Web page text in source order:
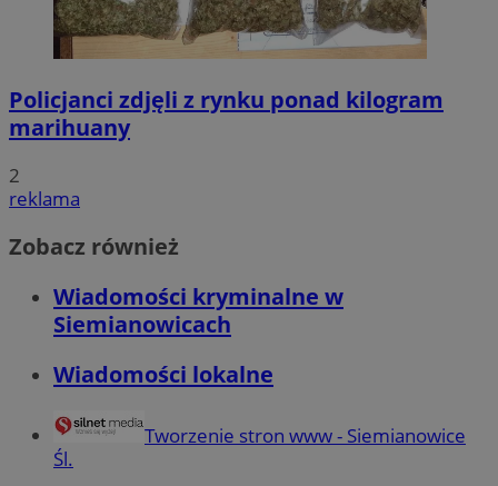
Policjanci zdjęli z rynku ponad kilogram
marihuany
2
reklama
Zobacz również
Wiadomości kryminalne w
Siemianowicach
Wiadomości lokalne
Tworzenie stron www - Siemianowice
Śl.